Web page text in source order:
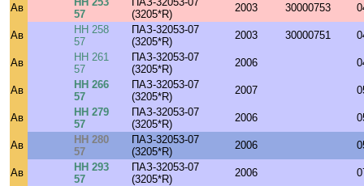
Ав
57
(3205*R)
2003 30000753
Ав
НН 258
57
ПАЗ-32053-07
(3205*R)
2003 30000751
Ав
НН 261
57
ПАЗ-32053-07
(3205*R)
2006
Ав
НН 266
57
ПАЗ-32053-07
(3205*R)
2007
Ав
НН 279
57
ПАЗ-32053-07
(3205*R)
2006
Ав
НН 280
57
ПАЗ-32053-07
(3205*R)
2006
Ав
НН 293
57
ПАЗ-32053-07
(3205*R)
2006